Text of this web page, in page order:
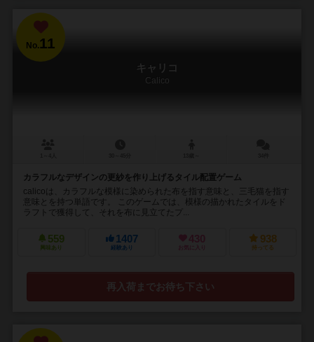
No.11
キャリコ
Calico
カラフルなデザインの更紗を作り上げるタイル配置ゲーム
calicoは、カラフルな模様に染められた布を指す意味と、三毛猫を指す
意味とを持つ単語です。 このゲームでは、模様の描かれたタイルをド
ラフトで獲得して、それを布に見立てたプ...
559
興味あり
1407
経験あり
430
お気に入り
938
持ってる
再入荷までお待ち下さい